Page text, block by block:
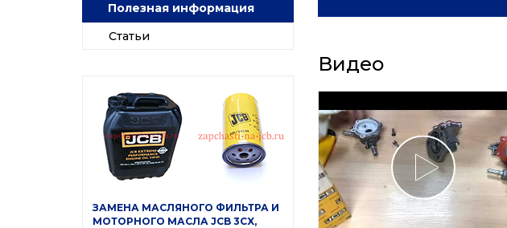
Полезная информация
Статьи
ЗАМЕНА МАСЛЯНОГО ФИЛЬТРА И
МОТОРНОГО МАСЛА JCB 3CX,
Видео